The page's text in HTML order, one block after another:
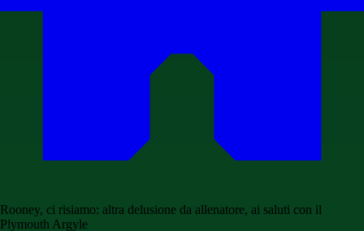
Rooney, ci risiamo: altra delusione da allenatore, ai saluti con il
Plymouth Argyle